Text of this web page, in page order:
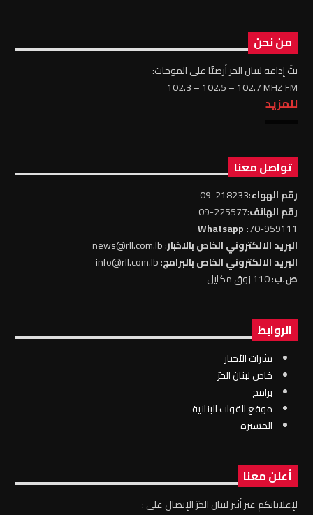
من نحن
بثّ إذاعة لبنان الحر أرضيًّا على الموجات:
102.3 – 102.5 – 102.7 MHZ FM
للمزيد
تواصل معنا
رقم الهواء:218233-09
رقم الهاتف:225577-09
70-959111
: Whatsapp
البريد الالكتروني الخاص بالاخبار: news@rll.com.lb
البريد الالكتروني الخاص بالبرامج: info@rll.com.lb
ص.ب: 110 زوق مكايل
الروابط
نشرات الأخبار
خاص لبنان الحرّ
برامج
موقع القوات البنانية
المسيرة
أعلن معنا
لإعلاناتكم عبر أثير لبنان الحرّ الإتصال على :